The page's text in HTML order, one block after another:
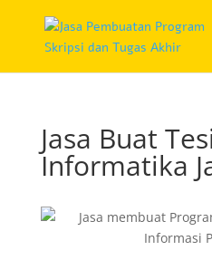
Jasa Buat
Informatika